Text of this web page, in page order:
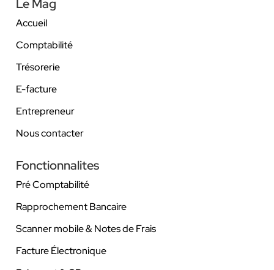
Le Mag
Accueil
Comptabilité
Trésorerie
E-facture
Entrepreneur
Nous contacter
Fonctionnalites
Pré Comptabilité
Rapprochement Bancaire
Scanner mobile & Notes de Frais
Facture Électronique